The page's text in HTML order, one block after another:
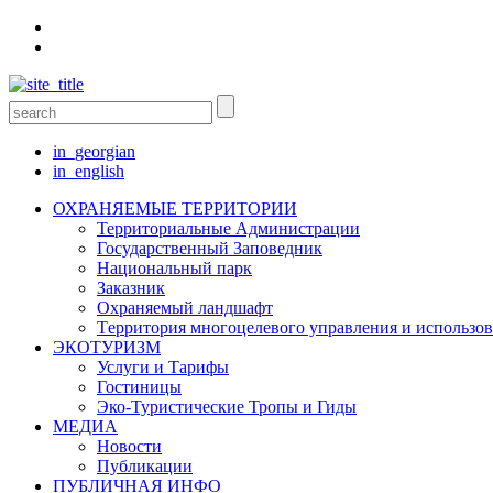
in_georgian
in_english
ОХРАНЯЕМЫЕ ТЕРРИТОРИИ
Территориальные Aдминистрации
Государственный Заповедник
Национальный парк
Заказник
Oхраняемый ландшафт
Tерритория многоцелевого управления и
ЭКОТУРИЗМ
Услуги и Tарифы
Гостиницы
Эко-Туристические Тропы и Гиды
МЕДИА
Новости
Публикации
ПУБЛИЧНАЯ ИНФО